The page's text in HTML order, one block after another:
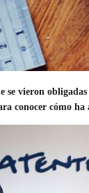
se vieron
conocer cómo